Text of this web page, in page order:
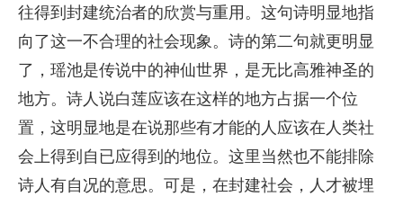
往得到封建统治者的欣赏与重用。这句诗明显地指
向了这一不合理的社会现象。诗的第二句就更明显
了，瑶池是传说中的神仙世界，是无比高雅神圣的
地方。诗人说白莲应该在这样的地方占据一个位
置，这明显地是在说那些有才能的人应该在人类社
会上得到自已应得到的地位。这里当然也不能排除
诗人有自况的意思。可是，在封建社会，人才被埋